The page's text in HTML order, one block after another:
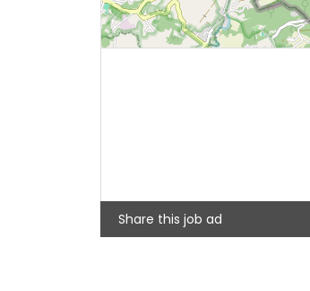
Share this job ad